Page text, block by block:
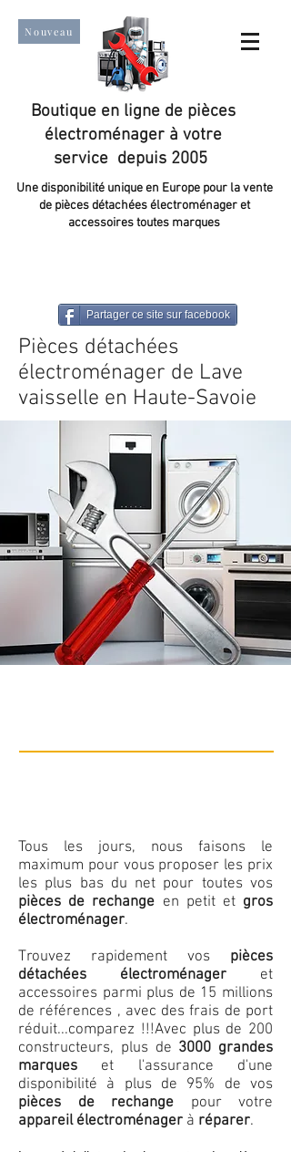
Nouveau
Boutique en ligne de pièces
électroménager à votre
service depuis 2005
Une disponibilité unique en Europe pour la vente
de pièces détachées électroménager et
accessoires toutes marques
Partager ce site sur facebook
Pièces détachées
électroménager de Lave
vaisselle en Haute-Savoie
Tous les jours, nous faisons le
maximum pour vous proposer les prix
les plus bas du net pour toutes vos
pièces de rechange en petit et gros
électroménager.
Trouvez rapidement vos pièces
détachées électroménager et
accessoires parmi plus de 15 millions
de références , avec des frais de port
réduit...comparez !!!Avec plus de 200
constructeurs, plus de 3000 grandes
marques et l'assurance d'une
disponibilité à plus de 95% de vos
pièces de rechange pour votre
appareil électroménager à réparer.